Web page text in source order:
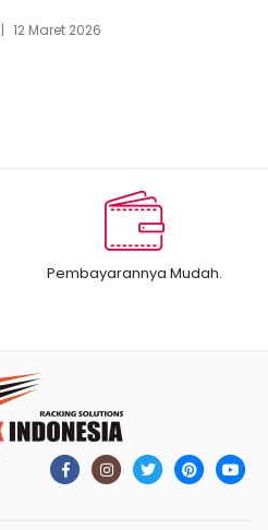
12 Maret 2026
Pembayarannya Mudah.